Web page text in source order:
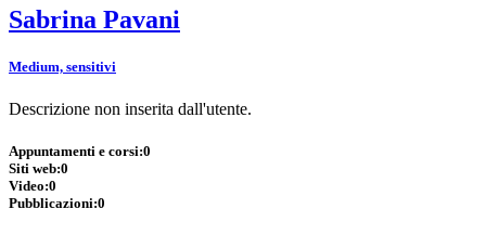
Sabrina Pavani
Medium, sensitivi
Descrizione non inserita dall'utente.
Appuntamenti e corsi:0
Siti web:0
Video:0
Pubblicazioni:0